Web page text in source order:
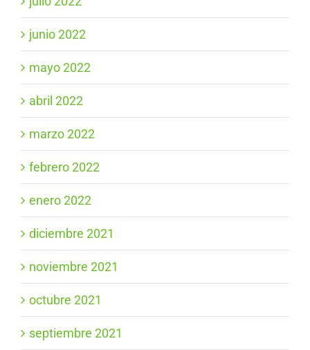
junio 2022
mayo 2022
abril 2022
marzo 2022
febrero 2022
enero 2022
diciembre 2021
noviembre 2021
octubre 2021
septiembre 2021